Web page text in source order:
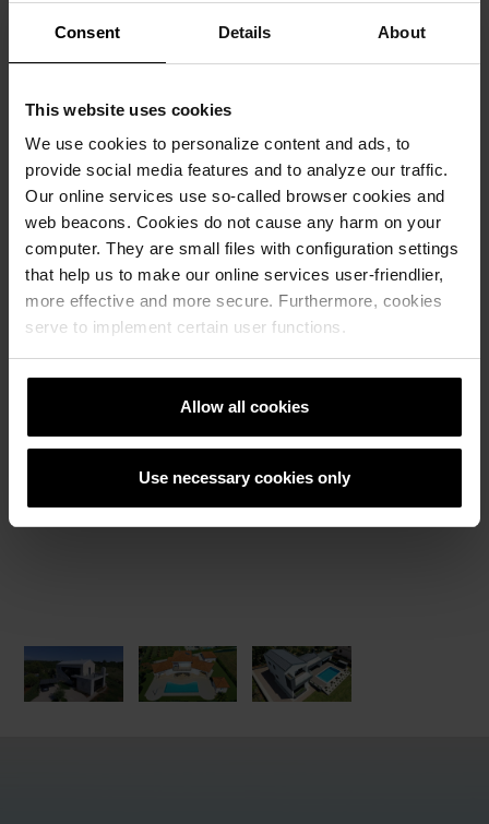
Consent Details About
This website uses cookies
We use cookies to personalize content and ads, to
provide social media features and to analyze our traffic.
Our online services use so-called browser cookies and
web beacons. Cookies do not cause any harm on your
computer. They are small files with configuration settings
that help us to make our online services user-friendlier,
more effective and more secure. Furthermore, cookies
serve to implement certain user functions.
Allow all cookies
Use necessary cookies only
Референтни објекти